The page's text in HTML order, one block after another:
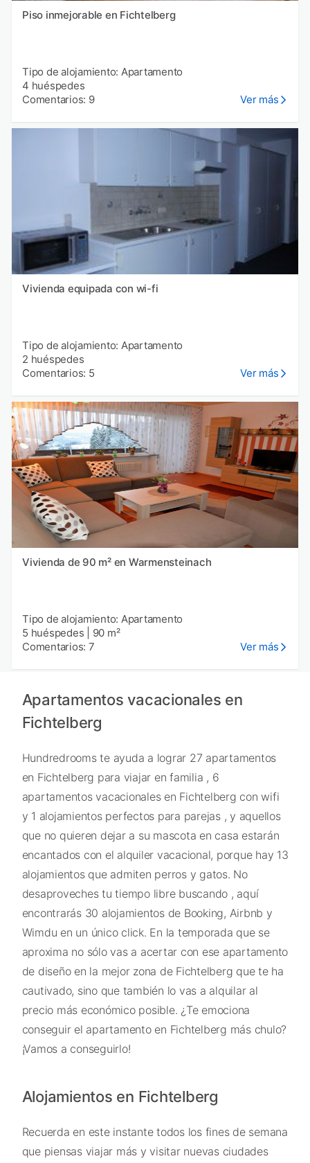
Piso inmejorable en Fichtelberg
Tipo de alojamiento: Apartamento
4 huéspedes
Comentarios: 9
Ver más
Vivienda equipada con wi-fi
Tipo de alojamiento: Apartamento
2 huéspedes
Comentarios: 5
Ver más
Vivienda de 90 m² en Warmensteinach
Tipo de alojamiento: Apartamento
5 huéspedes
90 m²
Comentarios: 7
Ver más
Apartamentos vacacionales en
Fichtelberg
Hundredrooms te ayuda a lograr 27 apartamentos
en Fichtelberg para viajar en familia , 6
apartamentos vacacionales en Fichtelberg con wifi
y 1 alojamientos perfectos para parejas , y aquellos
que no quieren dejar a su mascota en casa estarán
encantados con el alquiler vacacional, porque hay 13
alojamientos que admiten perros y gatos. No
desaproveches tu tiempo libre buscando , aquí
encontrarás 30 alojamientos de Booking, Airbnb y
Wimdu en un único click. En la temporada que se
aproxima no sólo vas a acertar con ese apartamento
de diseño en la mejor zona de Fichtelberg que te ha
cautivado, sino que también lo vas a alquilar al
precio más económico posible. ¿Te emociona
conseguir el apartamento en Fichtelberg más chulo?
¡Vamos a conseguirlo!
Alojamientos en Fichtelberg
Recuerda en este instante todos los fines de semana
que piensas viajar más y visitar nuevas ciudades